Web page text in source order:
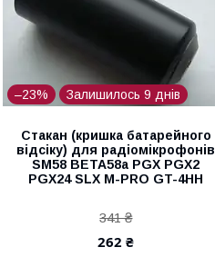
–23% Залишилось 9 днів
Стакан (кришка батарейного
відсіку) для радіомікрофонів
SM58 BETA58a PGX PGX2
PGX24 SLX M-PRO GT-4HH
341 ₴
262 ₴